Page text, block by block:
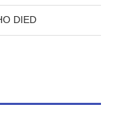
DIED